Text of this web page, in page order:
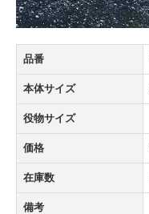
品番
本体サイズ
役物サイズ
価格
在庫数
備考